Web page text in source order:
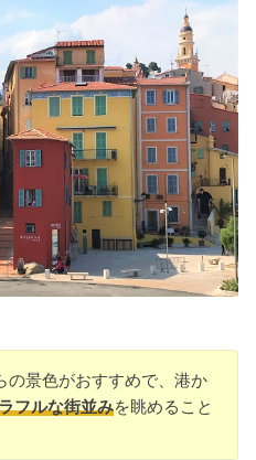
の景色がおすすめで、港か
フルな街並みを眺めること